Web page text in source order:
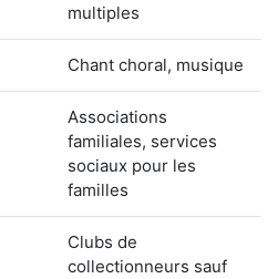
multiples
Chant choral, musique
Associations
familiales, services
sociaux pour les
familles
Clubs de
collectionneurs sauf